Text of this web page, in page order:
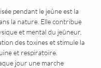
pendant le jeûne est la
la nature. Elle contribue
et mental du jeûneur,
des toxines et stimule la
et respiratoire.
jour une marche